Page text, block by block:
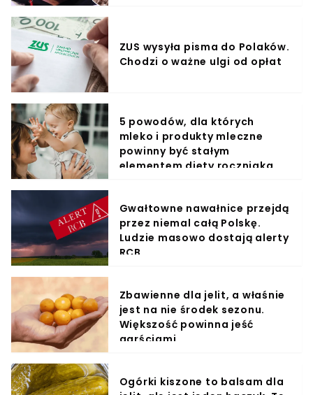
ZUS wysyła pisma do Polaków.
Chodzi o ważne ulgi od opłat
5 powodów, dla których
mleko i produkty mleczne
powinny być stałym
elementem diety roczniaka
Gwałtowne nawałnice przejdą
przez niemal całą Polskę.
Ludzie masowo dostają alerty
RCB
Zbawienne dla jelit, a właśnie
jest na nie środek sezonu.
Większość powinna jeść
garściami
Ogórki kiszone to balsam dla